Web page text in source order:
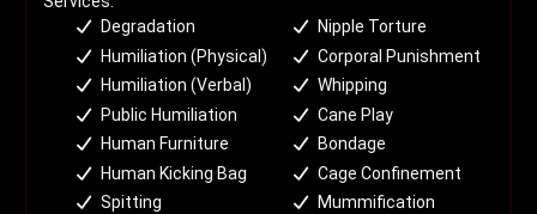
Degradation
Humiliation (Physical)
Humiliation (Verbal)
Public Humiliation
Human Furniture
Human Kicking Bag
Spitting
Nipple Torture
Corporal Punishment
Whipping
Cane Play
Bondage
Cage Confinement
Mummification